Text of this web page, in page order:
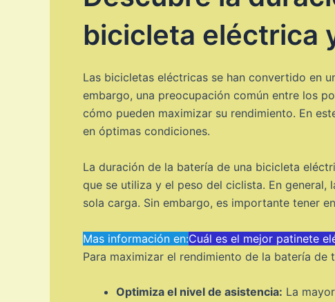
bicicleta eléctrica
Las bicicletas eléctricas se han convertido en
embargo, una preocupación común entre los
cómo pueden maximizar su rendimiento. En
en óptimas condiciones.
La duración de la batería de una bicicleta
que se utiliza y el peso del ciclista. En
sola carga. Sin embargo, es importante tener
Mas información en:Cuál es el mejor patinete
Para maximizar el rendimiento de la batería
Optimiza el nivel de asistencia: La